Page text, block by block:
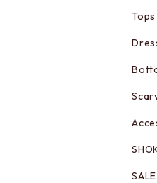
Tops
SALE